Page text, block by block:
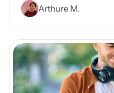
Apprenez-en plus sur
essentiels.
Arthure M.
Blog